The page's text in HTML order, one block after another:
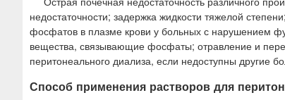
недостаточности; задержка жидкости тяжелой
фосфатов в плазме крови у больных с нарушением
вещества, связывающие фосфаты; отравление и
перитонеального диализа, если недоступны другие
Способ применения растворов для